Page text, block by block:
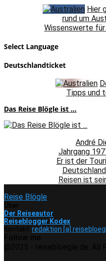
Hier
rund um
Wissenswerte für
Select Language
Deutschlandticket
Tipps und
Das Reise Blögle ist ...
André
Jahrgang
Er ist der
Reisen ist
Reise Blögle
Der Reiseautor
Reiseblogger Kodex
redaktion [a]